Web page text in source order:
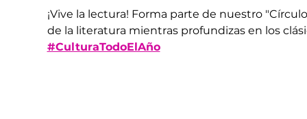
¡Vive la lectura! Forma parte de nuestro
de la literatura mientras profundizas en los
#CulturaTodoElAño